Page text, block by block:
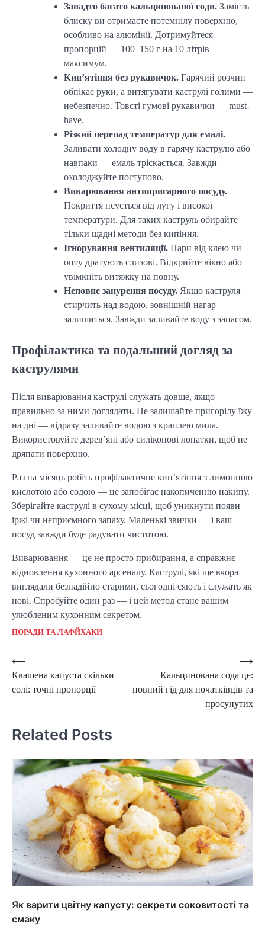
Занадто багато кальцинованої соди. Замість
блиску ви отримаєте потемнілу поверхню,
особливо на алюмінії. Дотримуйтеся
пропорцій — 100–150 г на 10 літрів
максимум.
Кип’ятіння без рукавичок. Гарячий розчин
обпікає руки, а витягувати каструлі голими —
небезпечно. Товсті гумові рукавички — must-
have.
Різкий перепад температур для емалі.
Заливати холодну воду в гарячу каструлю або
навпаки — емаль тріскається. Завжди
охолоджуйте поступово.
Виварювання антипригарного посуду.
Покриття псується від лугу і високої
температури. Для таких каструль обирайте
тільки щадні методи без кипіння.
Ігнорування вентиляції. Пари від клею чи
оцту дратують слизові. Відкрийте вікно або
увімкніть витяжку на повну.
Неповне занурення посуду. Якщо каструля
стирчить над водою, зовнішній нагар
залишиться. Завжди заливайте воду з запасом.
Профілактика та подальший догляд за
каструлями
Після виварювання каструлі служать довше, якщо
правильно за ними доглядати. Не залишайте пригорілу їжу
на дні — відразу заливайте водою з краплею мила.
Використовуйте дерев’яні або силіконові лопатки, щоб не
дряпати поверхню.
Раз на місяць робіть профілактичне кип’ятіння з лимонною
кислотою або содою — це запобігає накопиченню накипу.
Зберігайте каструлі в сухому місці, щоб уникнути появи
іржі чи неприємного запаху. Маленькі звички — і ваш
посуд завжди буде радувати чистотою.
Виварювання — це не просто прибирання, а справжнє
відновлення кухонного арсеналу. Каструлі, які ще вчора
виглядали безнадійно старими, сьогодні сяють і служать як
нові. Спробуйте один раз — і цей метод стане вашим
улюбленим кухонним секретом.
ПОРАДИ ТА ЛАФЙХАКИ
Post
navigation
⟵
Квашена капуста скільки
солі: точні пропорції
Кальцинована сода це:
повний гід для початківців та
просунутих
⟶
Related Posts
Як варити цвітну капусту: секрети соковитості та
смаку